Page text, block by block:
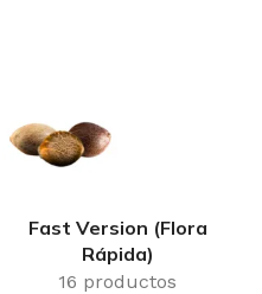
Fast Version (Flora
Rápida)
16 productos